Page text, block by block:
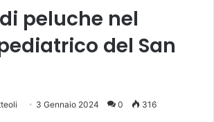
peluche nel
del San
3 Gennaio 2024 0 316